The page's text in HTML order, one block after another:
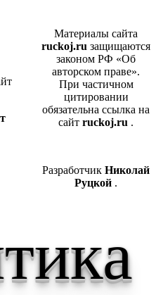
Материалы сайта
ruckoj.ru защищаются
законом РФ «Об
авторском праве».
При частичном
цитировании
обязательна ссылка на
сайт ruckoj.ru .
Разработчик Николай
Руцкой .